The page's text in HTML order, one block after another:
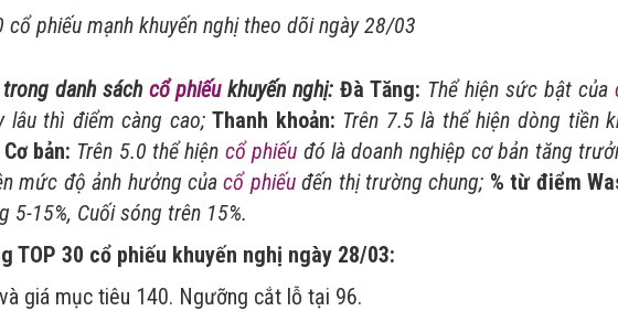
cổ phiếu mạnh khuyến nghị theo dõi ngày 28/03
danh sách cổ phiếukhuyến nghị:Đà Tăng: Thể hiện sức bật của
lâu thì điểm càng cao;Thanh khoản: Trên 7.5 là thể hiện dòng tiền
Cơ bản: Trên 5.0 thể hiện cổ phiếu đó là doanh nghiệp cơ bản tăng
mức độ ảnh hưởng củacổ phiếuđến thị trường chung; % từ điểm
5-15%, Cuối sóng trên 15%.
TOP 30 cổ phiếu khuyến nghị ngày 28/03:
giá mục tiêu 140. Ngưỡng cắt lỗ tại 96.